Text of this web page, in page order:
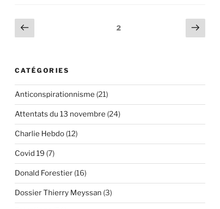
sur
l’affaire
Pagination
des
Page
précédente
Page2
Page
CATÉGORIES
Anticonspirationnisme (21)
Attentats du 13 novembre (24)
Charlie Hebdo (12)
Covid 19 (7)
Donald Forestier (16)
Dossier Thierry Meyssan (3)